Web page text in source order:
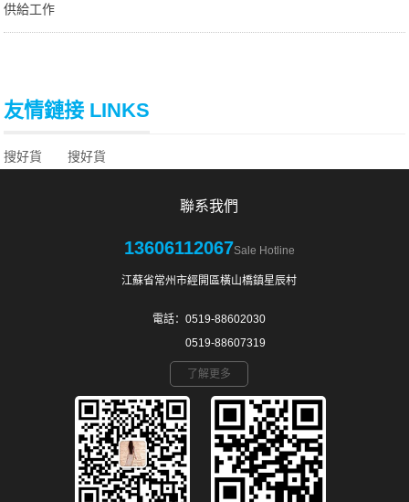
供給工作
友情鏈接 LINKS
搜好貨 搜好貨
聯系我們
13606112067Sale Hotline
江蘇省常州市經開區橫山橋鎮星辰村
電話：0519-88602030
0519-88607319
了解更多